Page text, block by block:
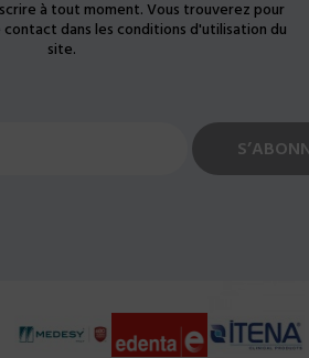
à tout moment. Vous trouverez pour
dans les conditions d'utilisation du
site.